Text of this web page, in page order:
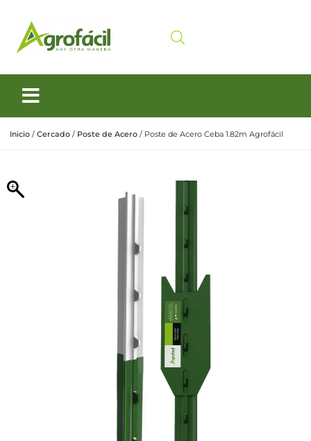
Inicio / Cercado / Poste de Acero / Poste de Acero Ceba 1.82m Agrofácil